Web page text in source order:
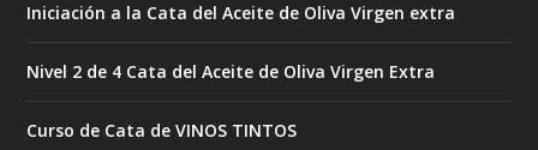
Iniciación a la Cata del Aceite de Oliva Virgen extra
Nivel 2 de 4 Cata del Aceite de Oliva Virgen Extra
Curso de Cata de VINOS TINTOS